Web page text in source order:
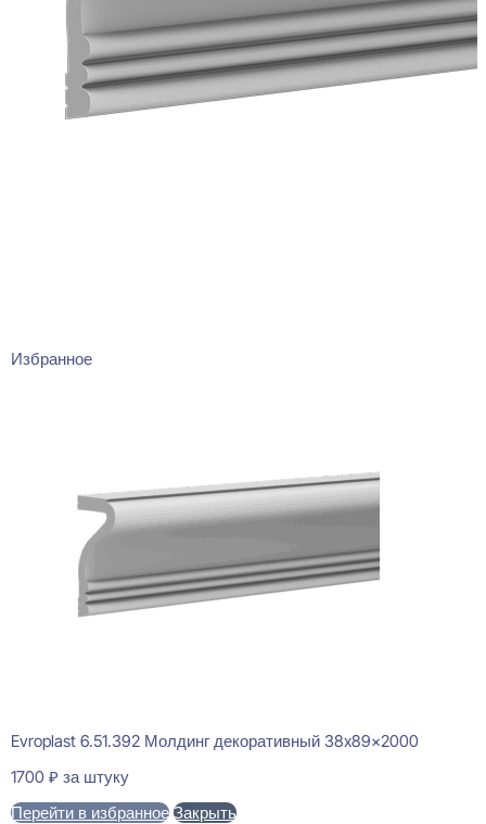
Избранное
Evroplast 6.51.392 Молдинг декоративный 38x89x2000
1700 ₽ за штуку
Перейти в избранное Закрыть